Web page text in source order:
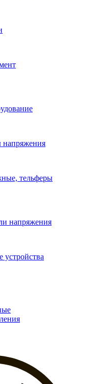
напряжения
тельферы
напряжения
устройства